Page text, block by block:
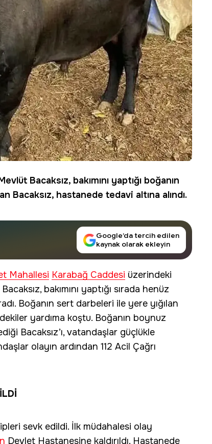
Bacaksız, bakımını yaptığı boğanın
Bacaksız, hastanede tedavi altına alındı.
Google’da tercih edilen
kaynak olarak ekleyin
Mahallesi Karabağ Caddesi üzerindeki
bakımını yaptığı sırada henüz
Boğanın sert darbeleri ile yere yığılan
yardıma koştu. Boğanın boynuz
Bacaksız’ı, vatandaşlar güçlükle
olayın ardından 112 Acil Çağrı
sevk edildi. İlk müdahalesi olay
Devlet Hastanesine kaldırıldı. Hastanede